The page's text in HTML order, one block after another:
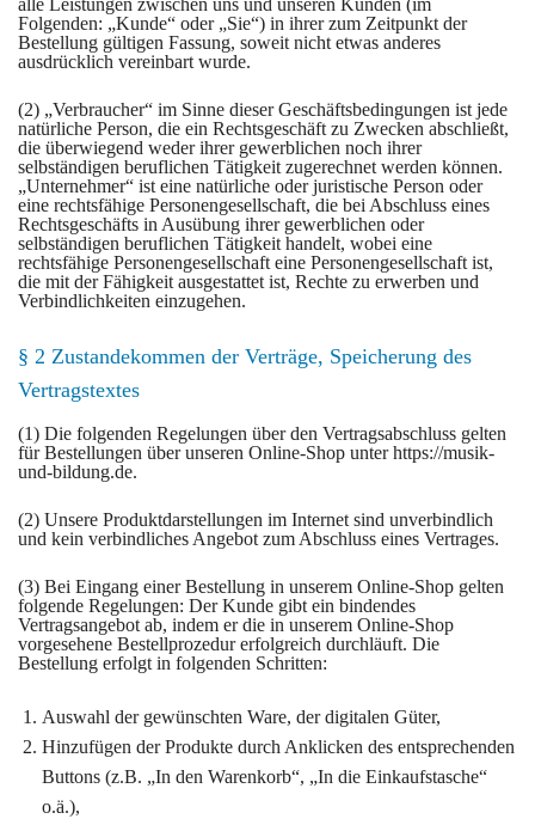
alle Leistungen zwischen uns und unseren Kunden (im
Folgenden: „Kunde“ oder „Sie“) in ihrer zum Zeitpunkt der
Bestellung gültigen Fassung, soweit nicht etwas anderes
ausdrücklich vereinbart wurde.
(2) „Verbraucher“ im Sinne dieser Geschäftsbedingungen ist jede
natürliche Person, die ein Rechtsgeschäft zu Zwecken abschließt,
die überwiegend weder ihrer gewerblichen noch ihrer
selbständigen beruflichen Tätigkeit zugerechnet werden können.
„Unternehmer“ ist eine natürliche oder juristische Person oder
eine rechtsfähige Personengesellschaft, die bei Abschluss eines
Rechtsgeschäfts in Ausübung ihrer gewerblichen oder
selbständigen beruflichen Tätigkeit handelt, wobei eine
rechtsfähige Personengesellschaft eine Personengesellschaft ist,
die mit der Fähigkeit ausgestattet ist, Rechte zu erwerben und
Verbindlichkeiten einzugehen.
§ 2 Zustandekommen der Verträge, Speicherung des
Vertragstextes
(1) Die folgenden Regelungen über den Vertragsabschluss gelten
für Bestellungen über unseren Online-Shop unter https://musik-
und-bildung.de.
(2) Unsere Produktdarstellungen im Internet sind unverbindlich
und kein verbindliches Angebot zum Abschluss eines Vertrages.
(3) Bei Eingang einer Bestellung in unserem Online-Shop gelten
folgende Regelungen: Der Kunde gibt ein bindendes
Vertragsangebot ab, indem er die in unserem Online-Shop
vorgesehene Bestellprozedur erfolgreich durchläuft. Die
Bestellung erfolgt in folgenden Schritten:
Auswahl der gewünschten Ware, der digitalen Güter,
Hinzufügen der Produkte durch Anklicken des entsprechenden
Buttons (z.B. „In den Warenkorb“, „In die Einkaufstasche“
o.ä.),